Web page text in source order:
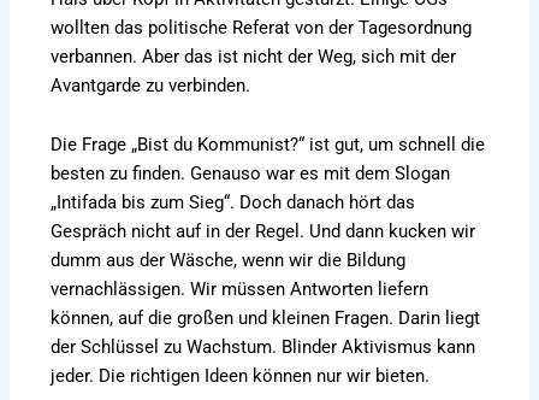
wollten das politische Referat von der Tagesordnung
verbannen. Aber das ist nicht der Weg, sich mit der
Avantgarde zu verbinden.
Die Frage „Bist du Kommunist?“ ist gut, um schnell die
besten zu finden. Genauso war es mit dem Slogan
„Intifada bis zum Sieg“. Doch danach hört das
Gespräch nicht auf in der Regel. Und dann kucken wir
dumm aus der Wäsche, wenn wir die Bildung
vernachlässigen. Wir müssen Antworten liefern
können, auf die großen und kleinen Fragen. Darin liegt
der Schlüssel zu Wachstum. Blinder Aktivismus kann
jeder. Die richtigen Ideen können nur wir bieten.